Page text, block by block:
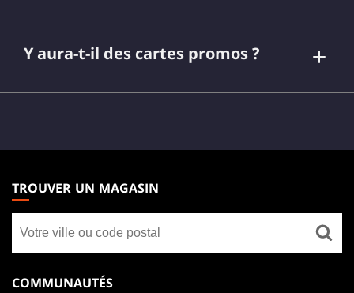
Y aura-t-il des cartes promos ?
THE
GATHERING
FOOTER
TROUVER UN MAGASIN
un
magasin
COMMUNAUTÉS